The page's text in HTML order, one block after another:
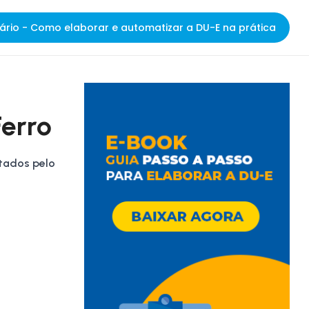
- Como elaborar e automatizar a DU-E na prática
pelo